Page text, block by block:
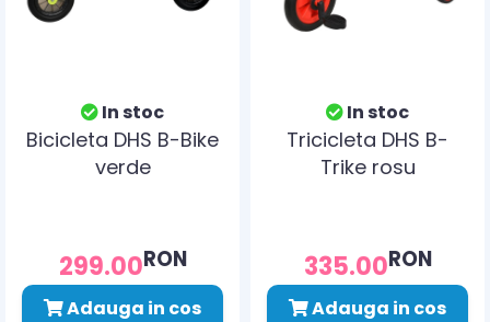
In stoc
Bicicleta DHS B-Bike
verde
299.00RON
Adauga in cos
In stoc
Tricicleta DHS B-
Trike rosu
335.00RON
Adauga in cos